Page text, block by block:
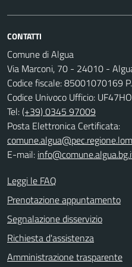
CONTATTI
Comune di Algua
Via Marconi, 70 - 24010 -
Codice fiscale: 85001070169
Codice Univoco Ufficio: UF47HO
Tel:(+39) 0345 97009
Posta Elettronica Certificata:
E-mail:
Leggi le FAQ
Prenotazione appuntamento
Segnalazione disservizio
Richiesta d'assistenza
Amministrazione trasparente